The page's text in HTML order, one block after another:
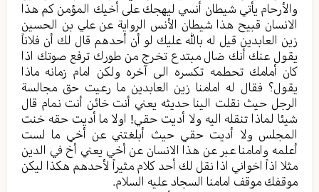
والأرحام یأتي شیطان أنسي لیهجك على أخيك المؤمن کم هذا
الانسان قبیح هذا شیطان الأنس الروایة عن علي بن الحسین
زین العابدین قیل له بالله علیك لو أن أحدهم قال لك أن فلاناً
یقول عنك أنك ضال مبتدع تخرج من طورك ترفع صوتك اذا
کان أمامك تحطمه تکسره الی آخره ولکن امام زمانه ماذا
یقول؟ فقال له امامنا زین العابدین ما رعيت حق مجالسة
الرجل حیث نقلت الینا حدیثه یعني أنت خائن أنت نمام قال
شیئا لماذا تنقله الیه ولا أديت حقي! اولا ما أديت حقه خنت
المجلس ولا أدیت حقي حیث أبلغتني عن أخي ما لست
أعلمه وامامنا عبر عن هذا الانسان عن أخي یعني أخ في الدین
مثلا اذاً اخواني اذا نقل لك أحد کلام مثیراً لأحدهم هکذا لیکن
موقفك موقف امامنا السجاد علیه السلام.